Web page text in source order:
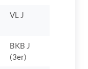
VL J
BKB J
(3er)